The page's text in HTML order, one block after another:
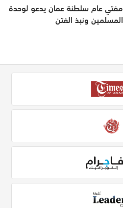
مفتي عام سلطنة عمان يدعو لوحدة
المسلمين ونبذ الفتن